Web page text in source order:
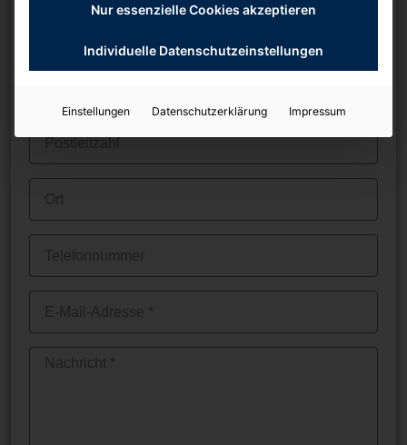
Nur essenzielle Cookies akzeptieren
Individuelle Datenschutzeinstellungen
Einstellungen Datenschutzerklärung Impressum